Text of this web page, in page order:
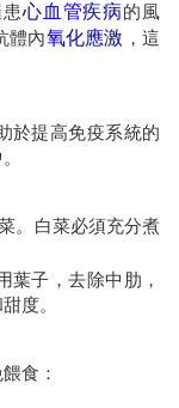
心血管疾病的風
體內氧化應激 ，這
於提高免疫系統的
。白菜必須充分煮
葉子，去除中肋，
度。
食：